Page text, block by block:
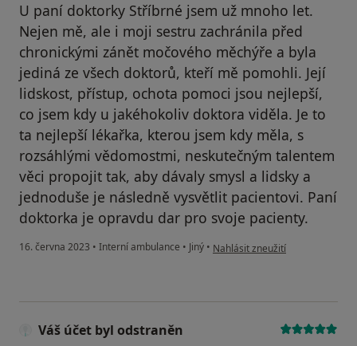
U paní doktorky Stříbrné jsem už mnoho let.
Nejen mě, ale i moji sestru zachránila před
chronickými zánět močového měchýře a byla
jediná ze všech doktorů, kteří mě pomohli. Její
lidskost, přístup, ochota pomoci jsou nejlepší,
co jsem kdy u jakéhokoliv doktora viděla. Je to
ta nejlepší lékařka, kterou jsem kdy měla, s
rozsáhlými vědomostmi, neskutečným talentem
věci propojit tak, aby dávaly smysl a lidsky a
jednoduše je následně vysvětlit pacientovi. Paní
doktorka je opravdu dar pro svoje pacienty.
16. června 2023 • Interní ambulance • Jiný • podle názoru uživatele Jana
Nahlásit zneužití
Váš účet byl odstraněn